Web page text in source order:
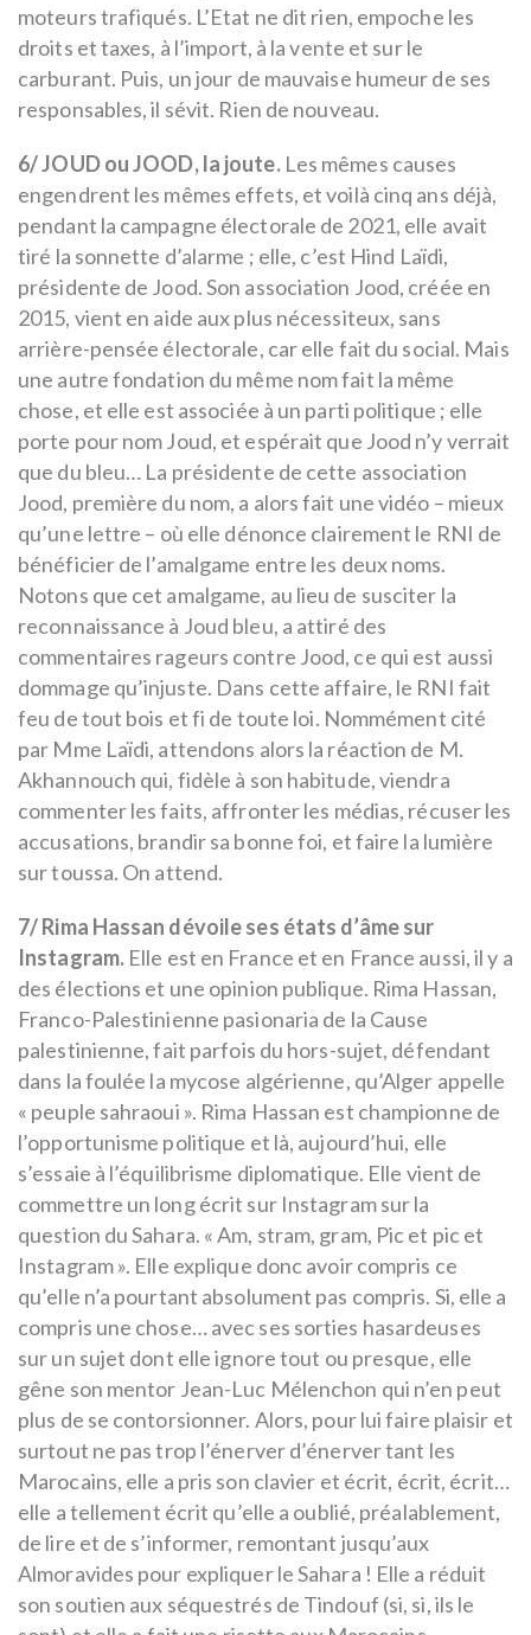
moteurs trafiqués. L’Etat ne dit rien, empoche les
droits et taxes, à l’import, à la vente et sur le
carburant. Puis, un jour de mauvaise humeur de ses
responsables, il sévit. Rien de nouveau.
6/ JOUD ou JOOD, la joute.Les mêmes causes
engendrent les mêmes effets, et voilà cinq ans déjà,
pendant la campagne électorale de 2021, elle avait
tiré la sonnette d’alarme ; elle, c’est Hind Laïdi,
présidente de Jood. Son association Jood, créée en
2015, vient en aide aux plus nécessiteux, sans
arrière-pensée électorale, car elle fait du social. Mais
une autre fondation du même nom fait la même
chose, et elle est associée à un parti politique ; elle
porte pour nom Joud, et espérait que Jood n’y verrait
que du bleu… La présidente de cette association
Jood, première du nom, a alors fait une vidéo – mieux
qu’une lettre – où elle dénonce clairement le RNI de
bénéficier de l’amalgame entre les deux noms.
Notons que cet amalgame, au lieu de susciter la
reconnaissance à Joud bleu, a attiré des
commentaires rageurs contre Jood, ce qui est aussi
dommage qu’injuste. Dans cette affaire, le RNI fait
feu de tout bois et fi de toute loi. Nommément cité
par Mme Laïdi, attendons alors la réaction de M.
Akhannouch qui, fidèle à son habitude, viendra
commenter les faits, affronter les médias, récuser les
accusations, brandir sa bonne foi, et faire la lumière
sur toussa. On attend.
7/ Rima Hassan dévoile ses états d’âme sur
Instagram. Elle est en France et en France aussi, il y a
des élections et une opinion publique. Rima Hassan,
Franco-Palestinienne pasionaria de la Cause
palestinienne, fait parfois du hors-sujet, défendant
dans la foulée la mycose algérienne, qu’Alger appelle
« peuple sahraoui ». Rima Hassan est championne de
l’opportunisme politique et là, aujourd’hui, elle
s’essaie à l’équilibrisme diplomatique. Elle vient de
commettre un long écrit sur Instagram sur la
question du Sahara. « Am, stram, gram, Pic et pic et
Instagram ». Elle explique donc avoir compris ce
qu’elle n’a pourtant absolument pas compris. Si, elle a
compris une chose… avec ses sorties hasardeuses
sur un sujet dont elle ignore tout ou presque, elle
gêne son mentor Jean-Luc Mélenchon qui n’en peut
plus de se contorsionner. Alors, pour lui faire plaisir et
surtout ne pas trop l’énerver d’énerver tant les
Marocains, elle a pris son clavier et écrit, écrit, écrit…
elle a tellement écrit qu’elle a oublié, préalablement,
de lire et de s’informer, remontant jusqu’aux
Almoravides pour expliquer le Sahara ! Elle a réduit
son soutien aux séquestrés de Tindouf (si, si, ils le